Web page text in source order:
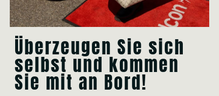
Überzeugen Sie sich
selbst und kommen
Sie mit an Bord!